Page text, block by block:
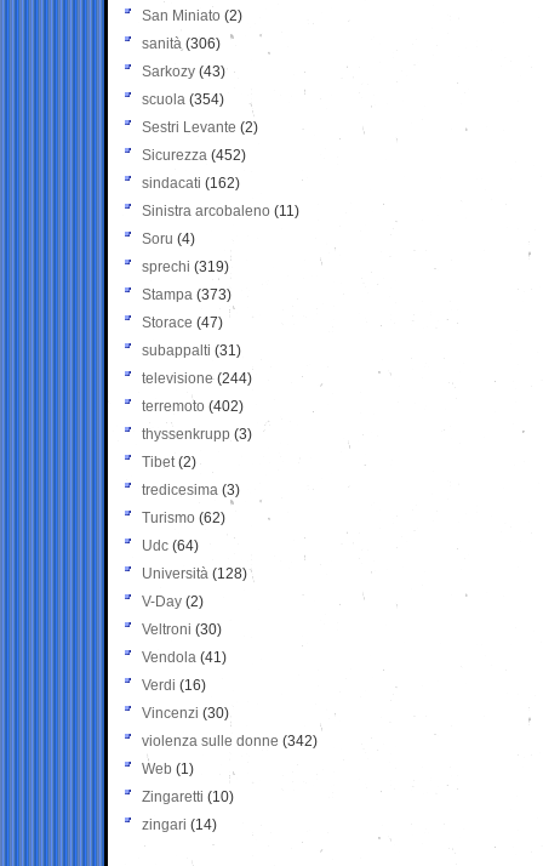
San Miniato (2)
sanità (306)
Sarkozy (43)
scuola (354)
Sestri Levante (2)
Sicurezza (452)
sindacati (162)
Sinistra arcobaleno (11)
Soru (4)
sprechi (319)
Stampa (373)
Storace (47)
subappalti (31)
televisione(244)
terremoto (402)
thyssenkrupp (3)
Tibet(2)
tredicesima (3)
Turismo (62)
Udc (64)
Università (128)
V-Day (2)
Veltroni (30)
Vendola (41)
Verdi (16)
Vincenzi (30)
violenza sulle donne (342)
Web (1)
Zingaretti (10)
zingari (14)